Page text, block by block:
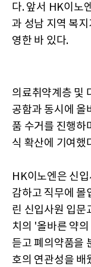
다. 앞서 HK이노
과 성남 지역 복
영한 바 있다.
의료취약계층 및
공함과 동시에 올
품 수거를 진행하
식 확산에 기여했
HK이노엔은 신
감하고 직무에 몰
린 신입사원 입문
치의 '올바른 약
듣고 폐의약품을
호의 연관성을 배